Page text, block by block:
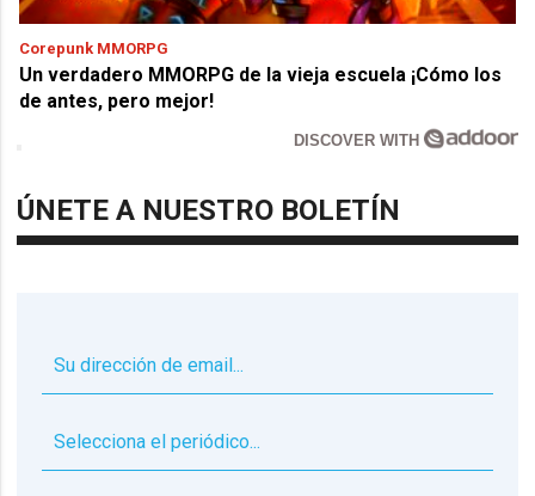
Corepunk MMORPG
Un verdadero MMORPG de la vieja escuela ¡Cómo los
de antes, pero mejor!
DISCOVER WITH
ÚNETE A NUESTRO BOLETÍN